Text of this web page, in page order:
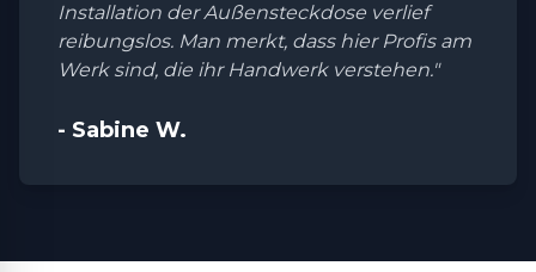
Installation der Außensteckdose verlief
reibungslos. Man merkt, dass hier Profis am
Werk sind, die ihr Handwerk verstehen."
- Sabine W.